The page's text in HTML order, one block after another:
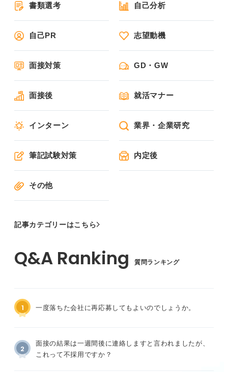
書類選考 自己分析
自己PR 志望動機
面接対策 GD・GW
面接後 就活マナー
インターン 業界・企業研究
筆記試験対策 内定後
その他
記事カテゴリーはこちら
質問ランキング
1 一度落ちた会社に再応募してもよいのでしょうか。
2
面接の結果は一週間後に連絡しますと言われましたが、
これって不採用ですか？